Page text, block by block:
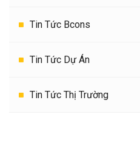
Tin Tức Bcons
Tin Tức Dự Án
Tin Tức Thị Trường